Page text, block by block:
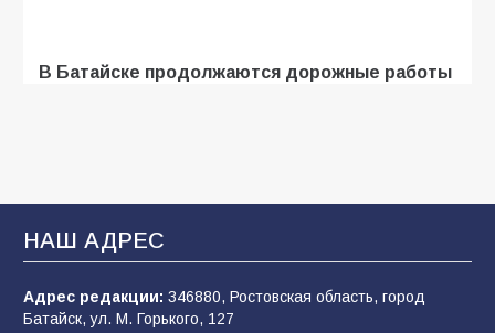
В Батайске продолжаются дорожные работы
деле происходит в армии России в августе
2026 года
107 03.08.2026
НАШ АДРЕС
Адрес редакции: 346880, Ростовская область, город
Батайск, ул. М. Горького, 127